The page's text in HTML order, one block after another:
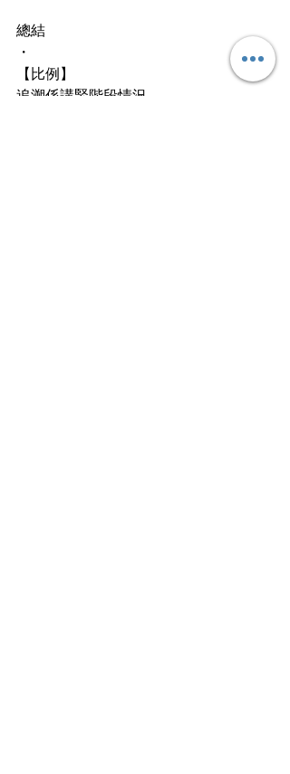
總結
・
【比例】
追溯係講緊階段情況